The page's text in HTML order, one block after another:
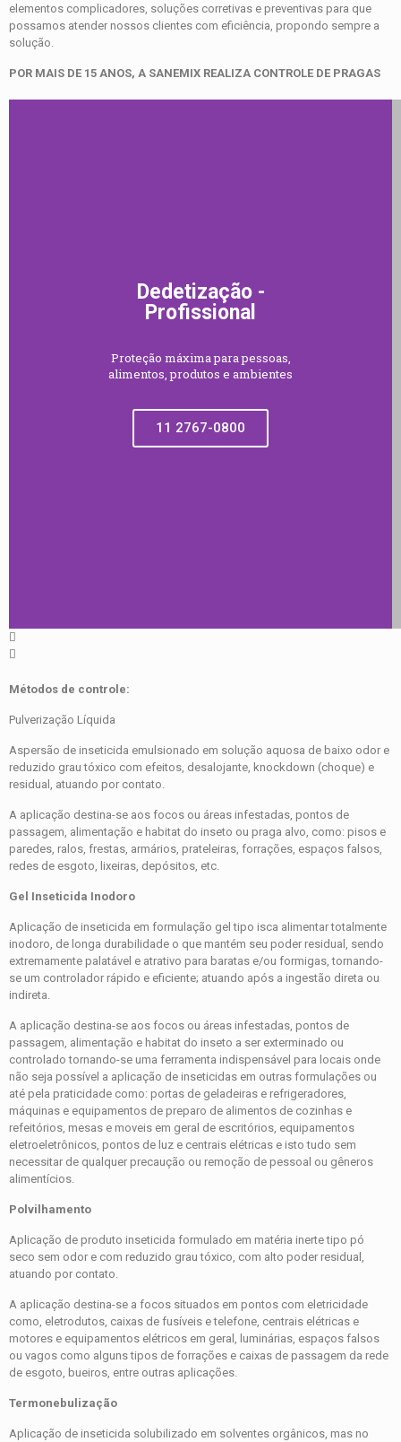
elementos complicadores, soluções corretivas e preventivas para que
possamos atender nossos clientes com eficiência, propondo sempre a
solução.
POR MAIS DE 15 ANOS, A SANEMIX REALIZA CONTROLE DE PRAGAS
Dedetização -
Profissional
Proteção máxima para pessoas,
alimentos, produtos e ambientes
11 2767-0800
Métodos de controle:
Pulverização Líquida
Aspersão de inseticida emulsionado em solução aquosa de baixo odor e
reduzido grau tóxico com efeitos, desalojante, knockdown (choque) e
residual, atuando por contato.
A aplicação destina-se aos focos ou áreas infestadas, pontos de
passagem, alimentação e habitat do inseto ou praga alvo, como: pisos e
paredes, ralos, frestas, armários, prateleiras, forrações, espaços falsos,
redes de esgoto, lixeiras, depósitos, etc.
Gel Inseticida Inodoro
Aplicação de inseticida em formulação gel tipo isca alimentar totalmente
inodoro, de longa durabilidade o que mantém seu poder residual, sendo
extremamente palatável e atrativo para baratas e/ou formigas, tornando-
se um controlador rápido e eficiente; atuando após a ingestão direta ou
indireta.
A aplicação destina-se aos focos ou áreas infestadas, pontos de
passagem, alimentação e habitat do inseto a ser exterminado ou
controlado tornando-se uma ferramenta indispensável para locais onde
não seja possível a aplicação de inseticidas em outras formulações ou
até pela praticidade como: portas de geladeiras e refrigeradores,
máquinas e equipamentos de preparo de alimentos de cozinhas e
refeitórios, mesas e moveis em geral de escritórios, equipamentos
eletroeletrônicos, pontos de luz e centrais elétricas e isto tudo sem
necessitar de qualquer precaução ou remoção de pessoal ou gêneros
alimentícios.
Polvilhamento
Aplicação de produto inseticida formulado em matéria inerte tipo pó
seco sem odor e com reduzido grau tóxico, com alto poder residual,
atuando por contato.
A aplicação destina-se a focos situados em pontos com eletricidade
como, eletrodutos, caixas de fusíveis e telefone, centrais elétricas e
motores e equipamentos elétricos em geral, luminárias, espaços falsos
ou vagos como alguns tipos de forrações e caixas de passagem da rede
de esgoto, bueiros, entre outras aplicações.
Termonebulização
Aplicação de inseticida solubilizado em solventes orgânicos, mas no